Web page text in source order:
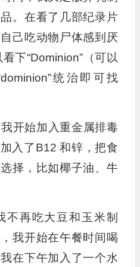
。在看了几部纪录片
己吃动物尸体感到厌
下“Dominion”（可以
统治即可找
开始加入重金属排毒
入了B12 和锌，把食
择，比如椰子油、牛
不再吃大豆和玉米制
我开始在午餐时间喝
在下午加入了一个水